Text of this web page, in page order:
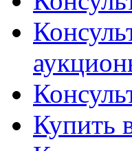
Купить